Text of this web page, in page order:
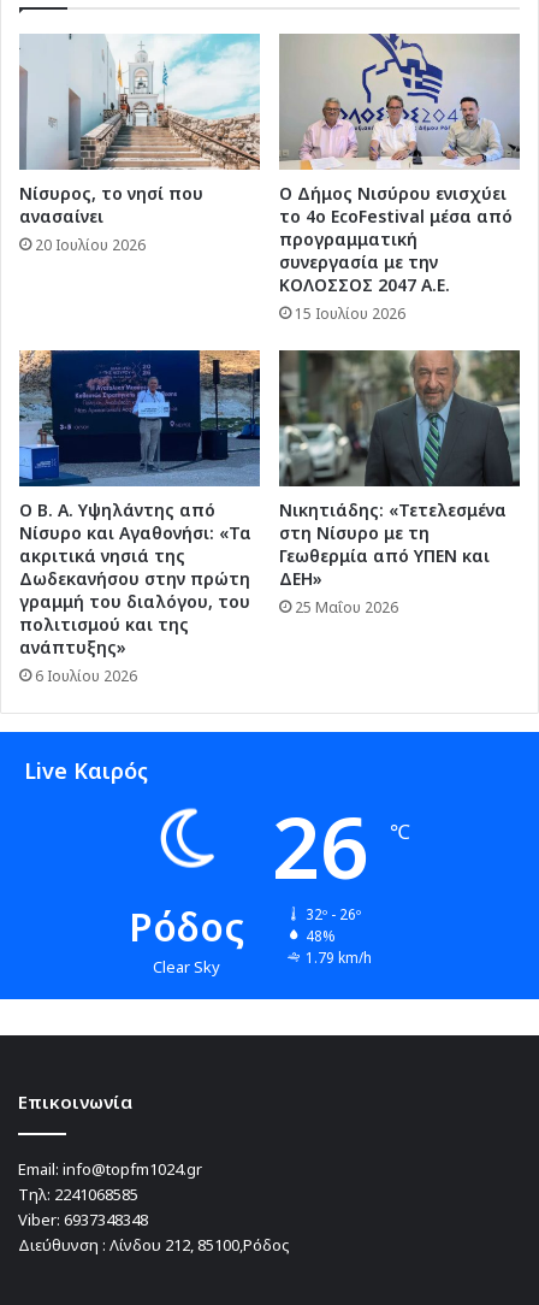
Νίσυρος, το νησί που
ανασαίνει
20 Ιουλίου 2026
Ο Δήμος Νισύρου ενισχύει
το 4ο EcoFestival μέσα από
προγραμματική
συνεργασία με την
ΚΟΛΟΣΣΟΣ 2047 Α.Ε.
15 Ιουλίου 2026
Ο Β. Α. Υψηλάντης από
Νίσυρο και Αγαθονήσι: «Τα
ακριτικά νησιά της
Δωδεκανήσου στην πρώτη
γραμμή του διαλόγου, του
πολιτισμού και της
ανάπτυξης»
6 Ιουλίου 2026
Νικητιάδης: «Τετελεσμένα
στη Νίσυρο με τη
Γεωθερμία από ΥΠΕΝ και
ΔΕΗ»
25 Μαΐου 2026
Live Καιρός
Ρόδος
Clear Sky
26 ℃
32º - 26º
48%
1.79 km/h
Επικοινωνία
Email: info@topfm1024.gr
Τηλ: 2241068585
Viber: 6937348348
Διεύθυνση : Λίνδου 212, 85100,Ρόδος